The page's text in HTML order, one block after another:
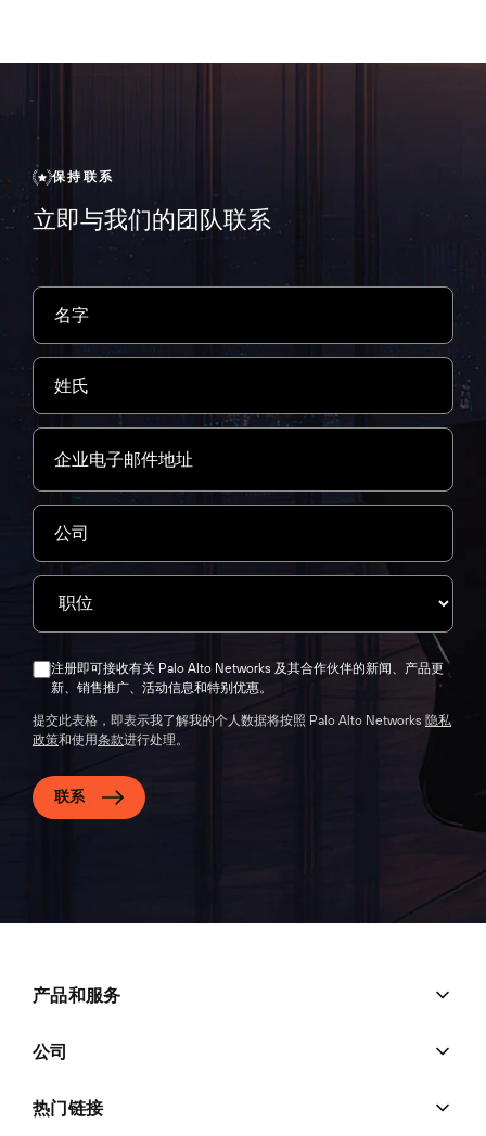
保持联系
立即与我们的团队联系
注册即可接收有关 Palo Alto Networks 及其合作伙伴的新闻、产品更
新、销售推广、活动信息和特别优惠。
提交此表格，即表示我了解我的个人数据将按照 Palo Alto Networks 隐私
政策和使用条款进行处理。
联系
产品和服务
公司
热门链接